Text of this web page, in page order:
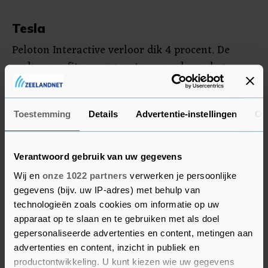
Toestemming Details Advertentie-instellingen
Verantwoord gebruik van uw gegevens
Wij en onze 1022 partners verwerken je persoonlijke
gegevens (bijv. uw IP-adres) met behulp van
technologieën zoals cookies om informatie op uw
apparaat op te slaan en te gebruiken met als doel
gepersonaliseerde advertenties en content, metingen aan
advertenties en content, inzicht in publiek en
productontwikkeling. U kunt kiezen wie uw gegevens
Tesla
Peloton Interactive verloor dik 4 procent. De
maker van fitnessapparatuur werd een dag
eerder 25 procent meer waard na de
aankondiging van een grote reorganisatie en het
aftreden van topman John Foley. Aan het begin
van de week won het aandeel al een vijfde aan
beurswaarde door overnamespeculatie.
Tesla won 2,2 procent. De fabrikant van
elektrische auto's verwacht dat een Californisch
bureau het bedrijf zal aanklagen vanwege
systematische rassendiscriminatie en intimidatie
in de fabriek van het bedrijf in de Amerikaanse